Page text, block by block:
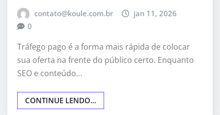
contato@koule.com.br
jan 11, 2026
0
Tráfego pago é a forma mais rápida de colocar
sua oferta na frente do público certo. Enquanto
SEO e conteúdo…
CONTINUE LENDO...